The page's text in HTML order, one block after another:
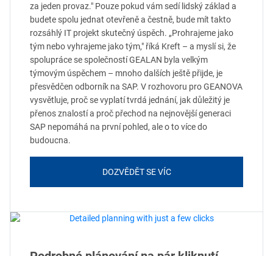
za jeden provaz." Pouze pokud vám sedí lidský základ a
budete spolu jednat otevřeně a čestně, bude mít takto
rozsáhlý IT projekt skutečný úspěch. „Prohrajeme jako
tým nebo vyhrajeme jako tým," říká Kreft – a myslí si, že
spolupráce se společností GEALAN byla velkým
týmovým úspěchem – mnoho dalších ještě přijde, je
přesvědčen odborník na SAP. V rozhovoru pro GEANOVA
vysvětluje, proč se vyplatí tvrdá jednání, jak důležitý je
přenos znalostí a proč přechod na nejnovější generaci
SAP nepomáhá na první pohled, ale o to více do
budoucna.
DOZVĚDĚT SE VÍC